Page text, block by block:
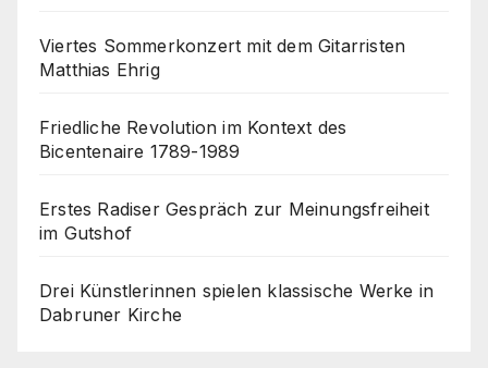
Viertes Sommerkonzert mit dem Gitarristen
Matthias Ehrig
Friedliche Revolution im Kontext des
Bicentenaire 1789-1989
Erstes Radiser Gespräch zur Meinungsfreiheit
im Gutshof
Drei Künstlerinnen spielen klassische Werke in
Dabruner Kirche